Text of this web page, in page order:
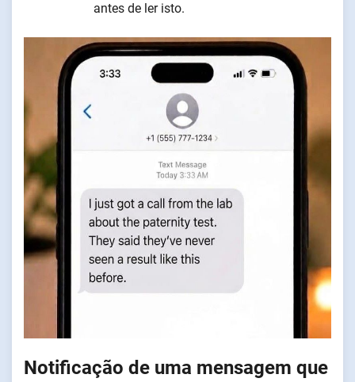
antes de ler isto.
Notificação de uma mensagem que